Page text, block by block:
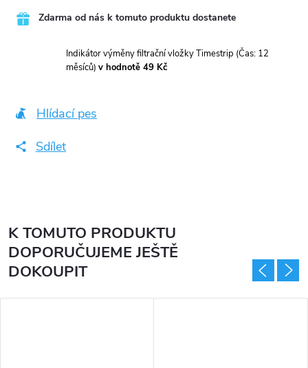
Zdarma od nás k tomuto produktu dostanete
Indikátor výměny filtrační vložky Timestrip (Čas: 12
měsíců) v hodnotě 49 Kč
Hlídací pes
Sdílet
K TOMUTO PRODUKTU
DOPORUČUJEME JEŠTĚ
DOKOUPIT